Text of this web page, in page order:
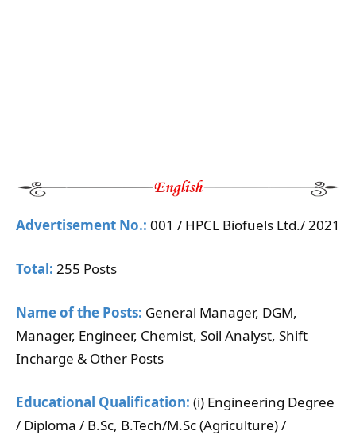
Advertisement No.: 001 / HPCL Biofuels Ltd./ 2021
Total: 255 Posts
Name of the Posts: General Manager, DGM,
Manager, Engineer, Chemist, Soil Analyst, Shift
Incharge & Other Posts
Educational Qualification: (i) Engineering Degree
/ Diploma / B.Sc, B.Tech/M.Sc (Agriculture) /